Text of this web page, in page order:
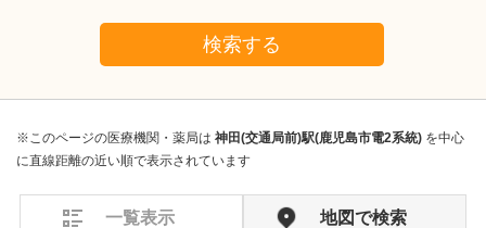
検索する
※このページの医療機関・薬局は 神田(交通局前)駅(鹿児島市電2系統) を中心
に直線距離の近い順で表示されています
一覧表示 地図で検索